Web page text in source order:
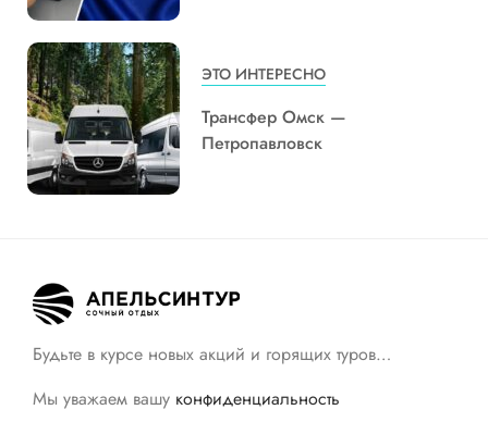
ЭТО ИНТЕРЕСНО
Трансфер Омск —
Петропавловск
Будьте в курсе новых акций и горящих туров…
Мы уважаем вашу конфиденциальность